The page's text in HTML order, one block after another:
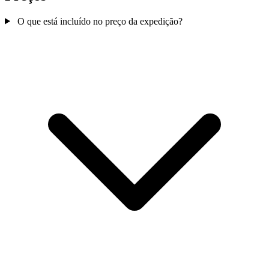
O que está incluído no preço da expedição?